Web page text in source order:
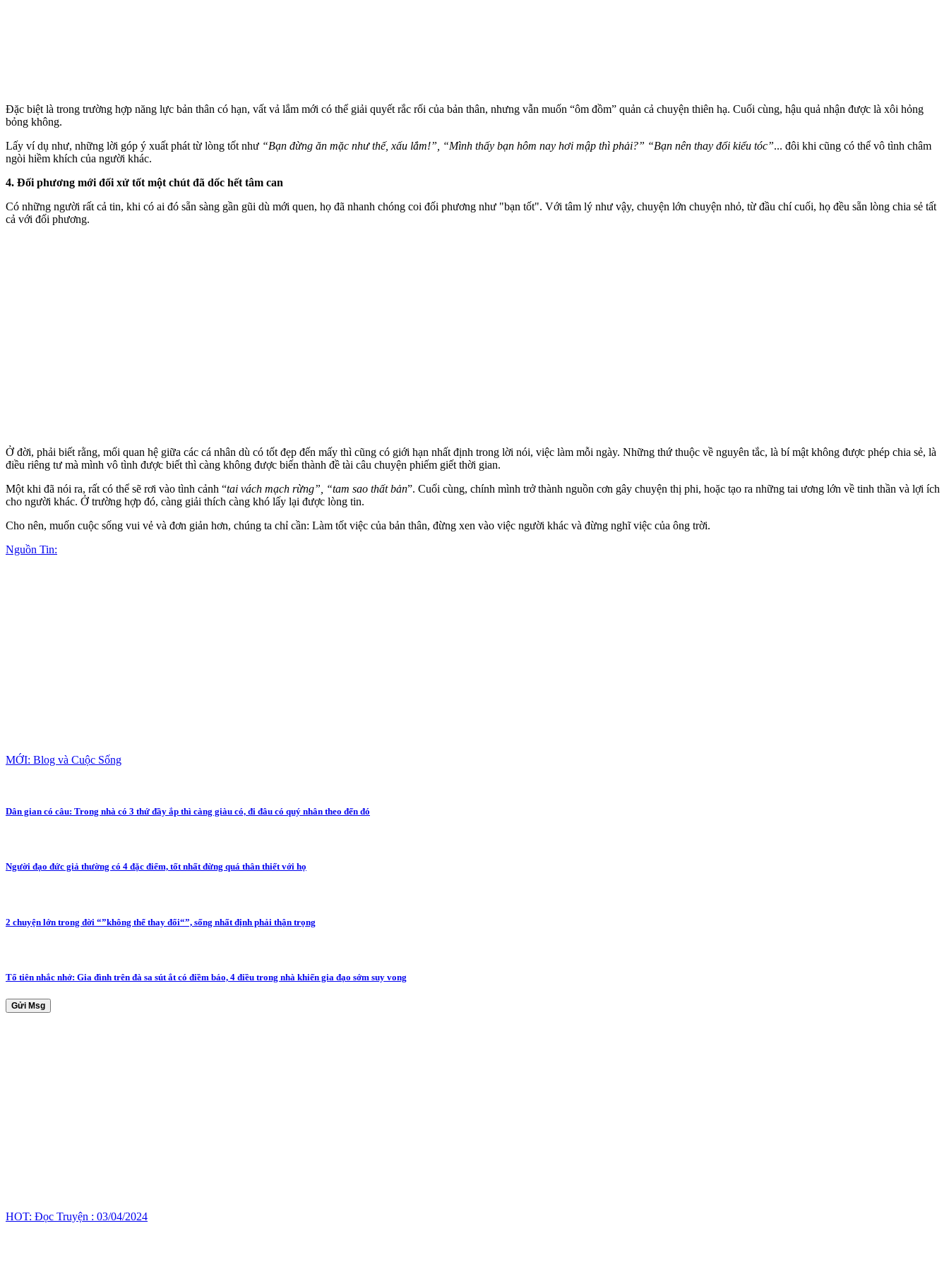
Đặc biệt là trong trường hợp năng lực bản thân có hạn, vất vả lắm mới có thể giải quyết rắc rối của bản thân, nhưng vẫn muốn “ôm đồm” quản cả chuyện thiên hạ. Cuối cùng, hậu quả nhận được là xôi hỏng
bỏng không.
Lấy ví dụ như, những lời góp ý xuất phát từ lòng tốt như “Bạn đừng ăn mặc như thế, xấu lắm!”, “Mình thấy bạn hôm nay hơi mập thì phải?” “Bạn nên thay đổi kiểu tóc”... đôi khi cũng có thể vô tình châm
ngòi hiềm khích của người khác.
4. Đối phương mới đối xử tốt một chút đã dốc hết tâm can
Có những người rất cả tin, khi có ai đó sẵn sàng gần gũi dù mới quen, họ đã nhanh chóng coi đối phương như "bạn tốt". Với tâm lý như vậy, chuyện lớn chuyện nhỏ, từ đầu chí cuối, họ đều sẵn lòng chia sẻ tất
cả với đối phương.
Ở đời, phải biết rằng, mối quan hệ giữa các cá nhân dù có tốt đẹp đến mấy thì cũng có giới hạn nhất định trong lời nói, việc làm mỗi ngày. Những thứ thuộc về nguyên tắc, là bí mật không được phép chia sẻ, là
điều riêng tư mà mình vô tình được biết thì càng không được biến thành đề tài câu chuyện phiếm giết thời gian.
Một khi đã nói ra, rất có thể sẽ rơi vào tình cảnh “tai vách mạch rừng”, “tam sao thất bản”. Cuối cùng, chính mình trở thành nguồn cơn gây chuyện thị phi, hoặc tạo ra những tai ương lớn về tinh thần và lợi ích
cho người khác. Ở trường hợp đó, càng giải thích càng khó lấy lại được lòng tin.
Cho nên, muốn cuộc sống vui vẻ và đơn giản hơn, chúng ta chỉ cần: Làm tốt việc của bản thân, đừng xen vào việc người khác và đừng nghĩ việc của ông trời.
Nguồn Tin:
MỚI: Blog và Cuộc Sống
Dân gian có câu: Trong nhà có 3 thứ đầy ắp thì càng giàu có, đi đâu có quý nhân theo đến đó
Người đạo đức giả thường có 4 đặc điểm, tốt nhất đừng quá thân thiết với họ
2 chuyện lớn trong đời “”không thể thay đổi“”, sống nhất định phải thận trọng
Tổ tiên nhắc nhở: Gia đình trên đà sa sút ắt có điềm báo, 4 điều trong nhà khiến gia đạo sớm suy vong
Gửi Msg
HOT: Đọc Truyện : 03/04/2024